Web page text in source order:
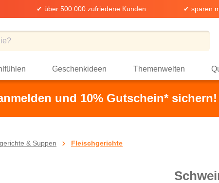
✔ über 500.000 zufriedene Kunden ✔ sparen
Geschenkideen Themenwelten
und 10% Gutschein* sichern!
& Suppen Fleischgerichte